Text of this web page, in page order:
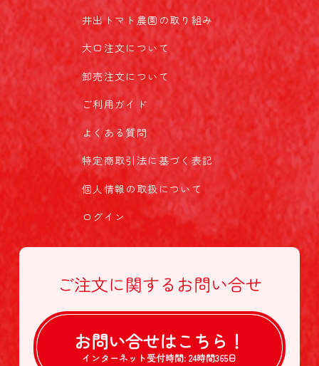
井出トマト農園の取り組み
大口注文について
卸売注文について
ご利用ガイド
よくある質問
特定商取引法に基づく表記
個人情報の取扱について
ログイン
ご注文に関する お問い合せ
お問い合せはこちら！
インターネット受付時間: 24時間365日